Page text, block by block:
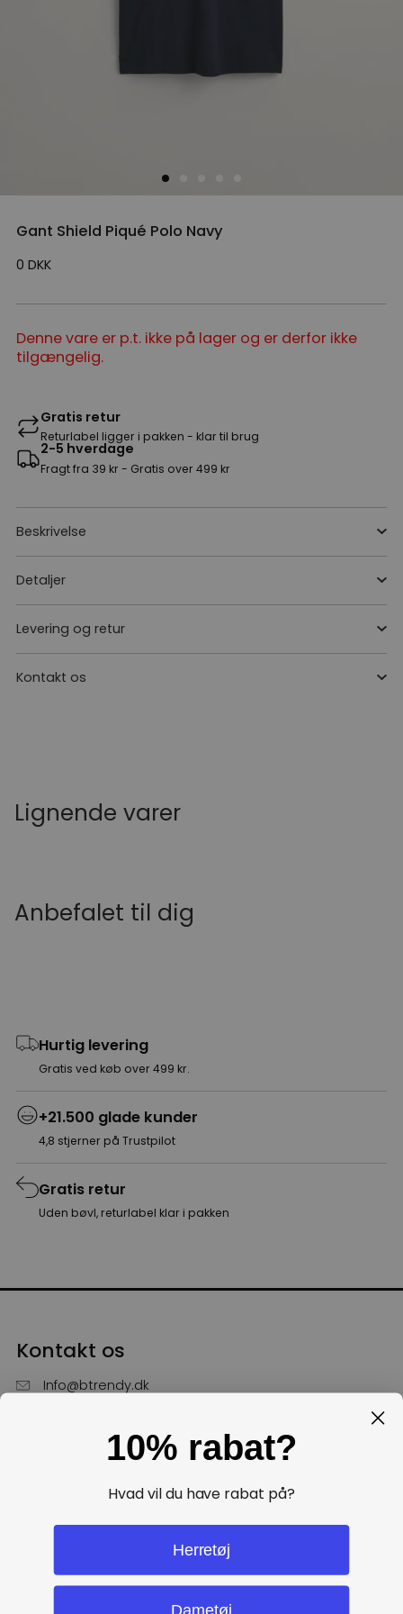
Gant Shield Piqué Polo Navy
0 DKK
Denne vare er p.t. ikke på lager og er derfor ikke
tilgængelig.
Gratis retur
Returlabel ligger i pakken - klar til brug
2-5 hverdage
Fragt fra 39 kr - Gratis over 499 kr
Beskrivelse
Detaljer
Levering og retur
Kontakt os
Lignende varer
Anbefalet til dig
Hurtig levering
Gratis ved køb over 499 kr.
+21.500 glade kunder
4,8 stjerner på Trustpilot
Gratis retur
Uden bøvl, returlabel klar i pakken
Kontakt os
Info@btrendy.dk
Hverdage fra kl. 10 - 16
10% rabat?
Hvad vil du have rabat på?
Herretøj